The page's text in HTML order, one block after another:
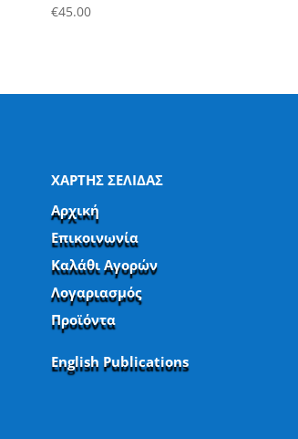
€45.00
ΧΑΡΤΗΣ ΣΕΛΙΔΑΣ
Αρχική
Επικοινωνία
Καλάθι Αγορών
Λογαριασμός
Προϊόντα
English Publications